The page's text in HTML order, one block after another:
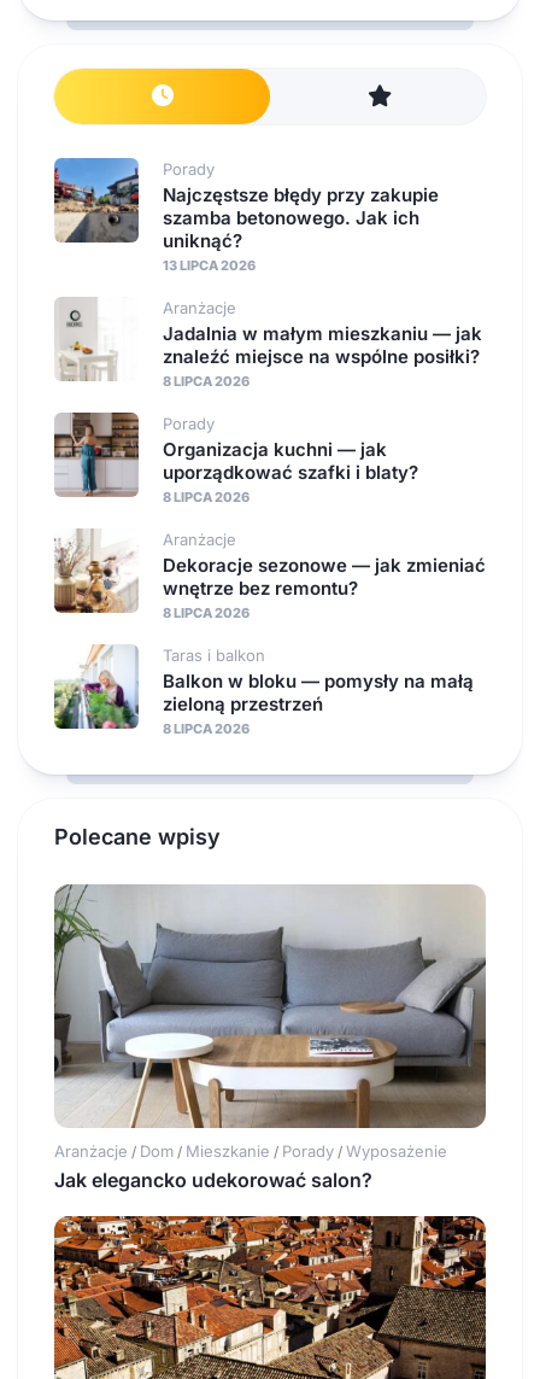
Porady
Najczęstsze błędy przy zakupie
szamba betonowego. Jak ich
uniknąć?
13 LIPCA 2026
Aranżacje
Jadalnia w małym mieszkaniu — jak
znaleźć miejsce na wspólne posiłki?
8 LIPCA 2026
Porady
Organizacja kuchni — jak
uporządkować szafki i blaty?
8 LIPCA 2026
Aranżacje
Dekoracje sezonowe — jak zmieniać
wnętrze bez remontu?
8 LIPCA 2026
Taras i balkon
Balkon w bloku — pomysły na małą
zieloną przestrzeń
8 LIPCA 2026
Polecane wpisy
Aranżacje / Dom / Mieszkanie / Porady / Wyposażenie
Jak elegancko udekorować salon?